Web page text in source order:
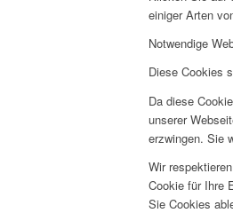
einiger Arten
Notwendige
Diese Cookies
Da diese
unserer
erzwingen. Sie
Wir
Cookie für Ihre
Sie Cookies